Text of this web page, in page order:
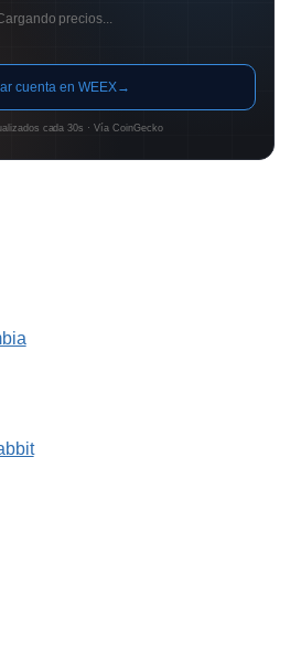
precios...
cuenta en WEEX→
cada 30s · Vía CoinGecko